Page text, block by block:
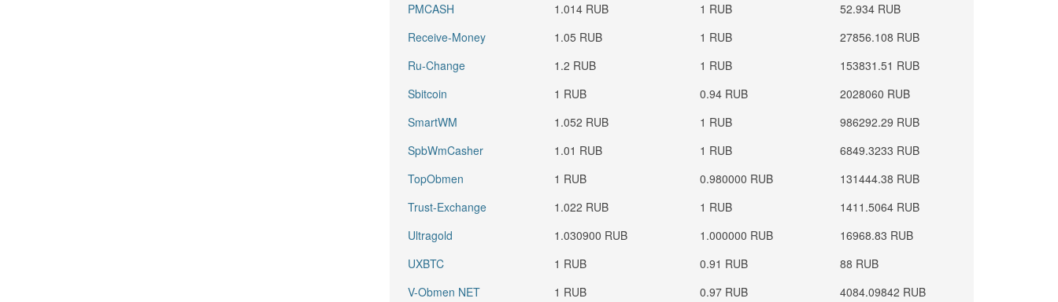
PMCASH
1.014 RUB 1 RUB
52.934 RUB
Receive-Money
1.05 RUB 1 RUB
27856.108 RUB
Ru-Change
1.2 RUB 1 RUB
153831.51 RUB
Sbitcoin
1 RUB 0.94 RUB
2028060 RUB
SmartWM
1.052 RUB 1 RUB
986292.29 RUB
SpbWmCasher
1.01 RUB 1 RUB
6849.3233 RUB
TopObmen
1 RUB 0.980000 RUB
131444.38 RUB
Trust-Exchange
1.022 RUB 1 RUB
1411.5064 RUB
Ultragold
1.030900 RUB 1.000000 RUB
16968.83 RUB
UXBTC
1 RUB 0.91 RUB
88 RUB
V-Obmen NET
1 RUB 0.97 RUB
4084.09842 RUB